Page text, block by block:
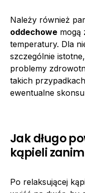
Należy również
oddechowe mogą
temperatury. Dla
szczególnie
problemy
takich
ewentualne
Jak długo
kąpieli
Po relaksującej